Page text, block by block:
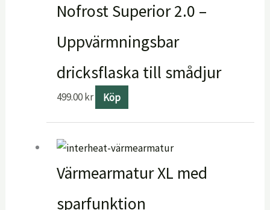
Nofrost Superior 2.0 –
Uppvärmningsbar
dricksflaska till smådjur
499.00kr Köp
Värmearmatur XL med
sparfunktion